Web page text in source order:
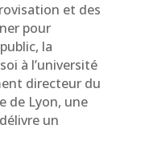
et des
pour
la
à l’université
directeur du
de Lyon, une
un